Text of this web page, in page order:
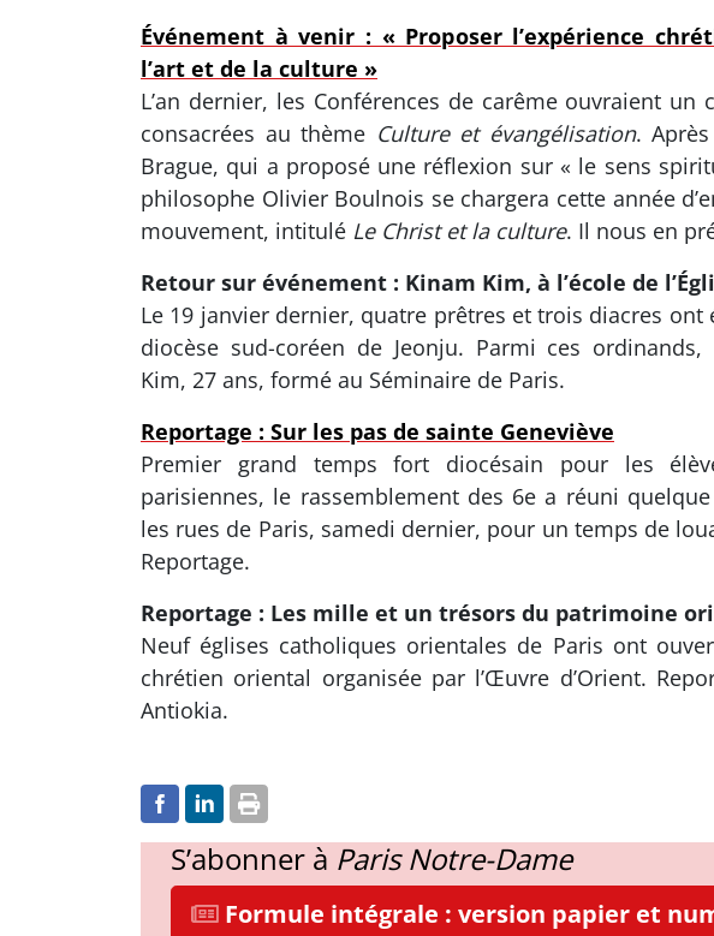
Événement à venir : « Proposer l’expérience
l’art et de la culture »
L’an dernier, les Conférences de carême ouvraient un
consacrées au thème Culture et évangélisation.
Brague, qui a proposé une réflexion sur « le sens
philosophe Olivier Boulnois se chargera cette année
mouvement, intitulé Le Christ et la culture. Il nous en
Retour sur événement : Kinam Kim, à l’école de
Le 19 janvier dernier, quatre prêtres et trois diacres ont
diocèse sud-coréen de Jeonju. Parmi ces ordinands,
Kim, 27 ans, formé au Séminaire de Paris.
Reportage : Sur les pas de sainte Geneviève
Premier grand temps fort diocésain pour les
parisiennes, le rassemblement des 6e a réuni
les rues de Paris, samedi dernier, pour un temps de
Reportage.
Reportage : Les mille et un trésors du patrimoine
Neuf églises catholiques orientales de Paris ont
chrétien oriental organisée par l’Œuvre d’Orient.
Antiokia.
S’abonner à Paris Notre-Dame
Formule intégrale : version papier et